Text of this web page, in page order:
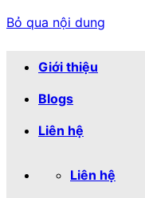
Bỏ qua nội dung
Giới thiệu
Blogs
Liên hệ
Liên hệ